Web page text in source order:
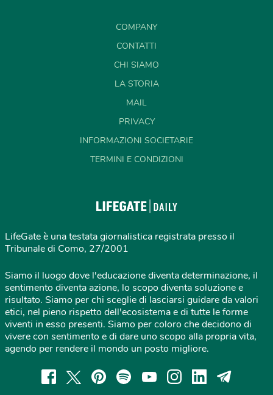
COMPANY
CONTATTI
CHI SIAMO
LA STORIA
MAIL
PRIVACY
INFORMAZIONI SOCIETARIE
TERMINI E CONDIZIONI
LifeGate è una testata giornalistica registrata presso il
Tribunale di Como, 27/2001
Siamo il luogo dove l'educazione diventa determinazione, il
sentimento diventa azione, lo scopo diventa soluzione e
risultato. Siamo per chi sceglie di lasciarsi guidare da valori
etici, nel pieno rispetto dell'ecosistema e di tutte le forme
viventi in esso presenti. Siamo per coloro che decidono di
vivere con sentimento e di dare uno scopo alla propria vita,
agendo per rendere il mondo un posto migliore.